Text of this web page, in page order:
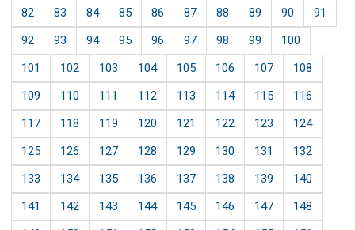
82
83 84 85 86 87 88 89 90
91
92
93 94 95 96 97 98 99
100
101
102 103 104 105 106 107
108
109
110 111 112 113 114 115
116
117
118 119 120 121 122 123
124
125
126 127 128 129 130 131
132
133
134 135 136 137 138 139
140
141
142 143 144 145 146 147
148